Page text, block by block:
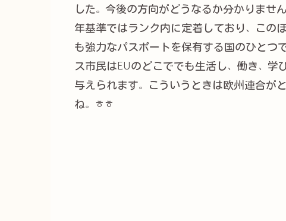
した。今後の方向がどうなるか分かりませ
年基準ではランク内に定着しており、この
も強力なパスポートを保有する国のひとつ
ス市民はEUのどこででも生活し、働き、学
与えられます。こういうときは欧州連合が
ね。ㅎㅎ